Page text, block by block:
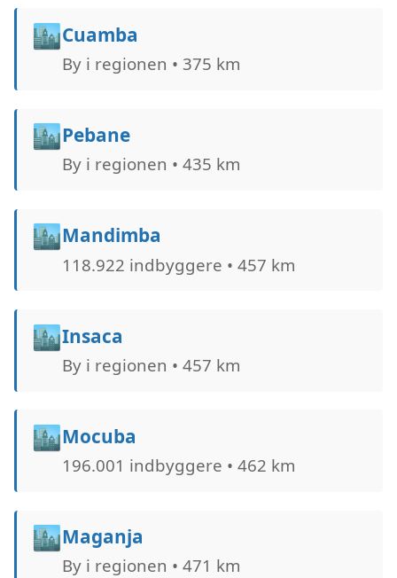
🏙️Cuamba
By i regionen • 375 km
🏙️Pebane
By i regionen • 435 km
🏙️Mandimba
118.922 indbyggere • 457 km
🏙️Insaca
By i regionen • 457 km
🏙️Mocuba
196.001 indbyggere • 462 km
🏙️Maganja
By i regionen • 471 km